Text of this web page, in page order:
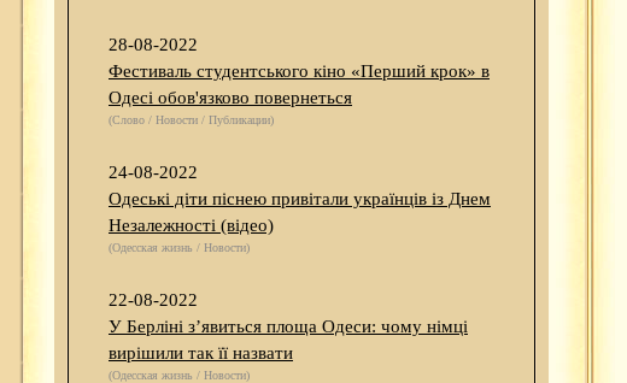
28-08-2022
Фестиваль студентського кіно «Перший крок» в
Одесі обов'язково повернеться
(Слово / Новости / Публикации)
24-08-2022
Одеські діти піснею привітали українців із Днем
Незалежності (відео)
(Одесская жизнь / Новости)
22-08-2022
У Берліні з’явиться площа Одеси: чому німці
вирішили так її назвати
(Одесская жизнь / Новости)